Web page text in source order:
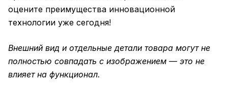
оцените преимущества инновационной
технологии уже сегодня!
Внешний вид и отдельные детали товара могут не
полностью совпадать с изображением — это не
влияет на функционал.